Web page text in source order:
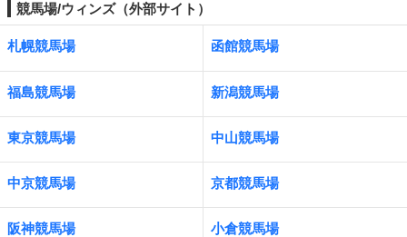
競馬場/ウィンズ（外部サイト）
札幌競馬場 函館競馬場
福島競馬場 新潟競馬場
東京競馬場 中山競馬場
中京競馬場 京都競馬場
阪神競馬場 小倉競馬場